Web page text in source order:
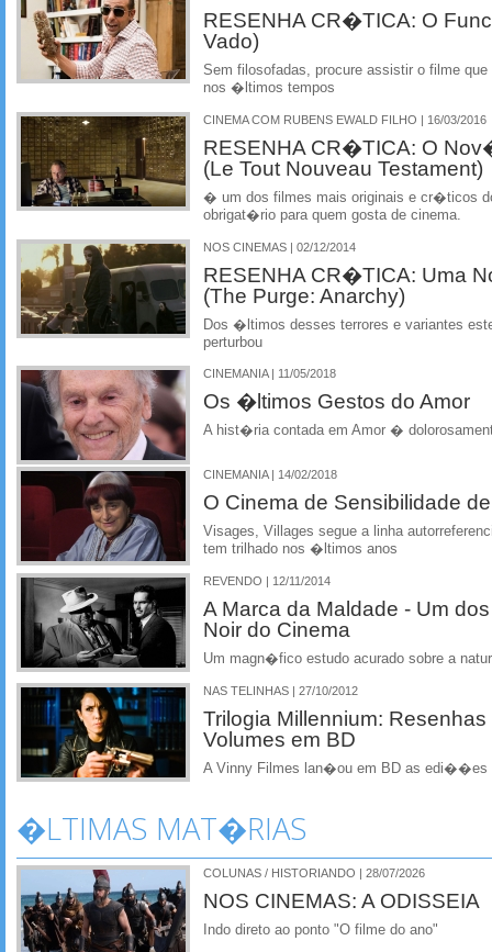
RESENHA CR�TICA: O
Vado)
Sem filosofadas, procure assistir o filme
nos �ltimos tempos
CINEMA COM RUBENS EWALD FILHO | 16/03/2016
RESENHA CR�TICA: O
(Le Tout Nouveau Testament)
� um dos filmes mais originais e cr�ticos
obrigat�rio para quem gosta de cinema.
NOS CINEMAS | 02/12/2014
RESENHA CR�TICA: Uma
(The Purge: Anarchy)
Dos �ltimos desses terrores e variantes
perturbou
CINEMANIA | 11/05/2018
Os �ltimos Gestos do Amor
A hist�ria contada em Amor �
CINEMANIA | 14/02/2018
O Cinema de Sensibilidade
Visages, Villages segue a linha
tem trilhado nos �ltimos anos
REVENDO | 12/11/2014
A Marca da Maldade - Um
Noir do Cinema
Um magn�fico estudo acurado sobre a
NAS TELINHAS | 27/10/2012
Trilogia Millennium:
Volumes em BD
A Vinny Filmes lan�ou em BD as edi��es
�LTIMAS MAT�RIAS
COLUNAS / HISTORIANDO | 28/07/2026
NOS CINEMAS: A ODISSEIA
Indo direto ao ponto "O filme do ano"